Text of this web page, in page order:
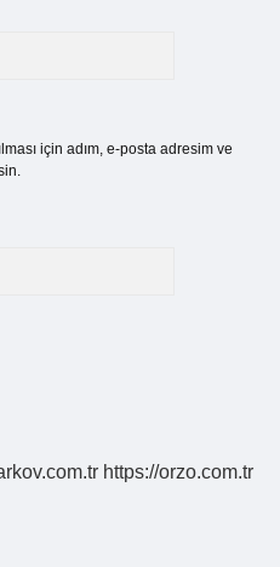
için adım, e-posta adresim ve
https://orzo.com.tr